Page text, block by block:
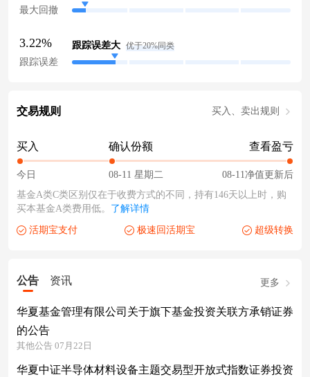
最大回撤
3.22%
跟踪误差
跟踪误差大 优于20%同类
交易规则 买入、卖出规则
买入
今日
确认份额
08-11 星期二
查看盈亏
08-11净值更新后
基金A类C类区别仅在于收费方式的不同，持有146天以上时，购
买本基金A类费用低。 了解详情
活期宝支付 极速回活期宝 超级转换
公告 资讯 更多
华夏基金管理有限公司关于旗下基金投资关联方承销证券
的公告
其他公告 07月22日
华夏中证半导体材料设备主题交易型开放式指数证券投资